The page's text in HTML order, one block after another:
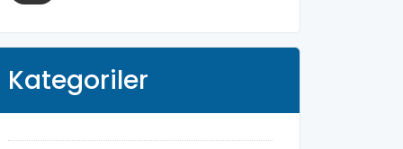
Kategoriler